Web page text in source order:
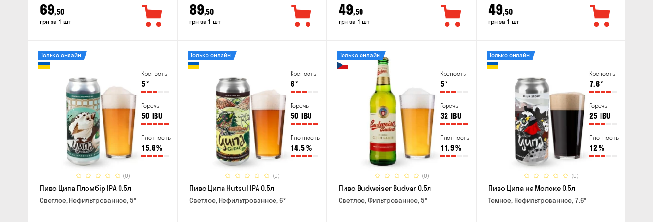
69,50
грн за 1 шт
89,50
грн за 1 шт
49,50
грн за 1 шт
49,50
грн за 1 шт
Крепость
5°
Горечь
50 IBU
Плотность
15.6%
(0)
Только онлайн
Пиво Ципа Пломбір IPA 0.5л
Светлое, Нефильтрованное, 5°
Крепость
6°
Горечь
50 IBU
Плотность
14.5%
(0)
Только онлайн
Пиво Ципа Hutsul IPA 0.5л
Светлое, Нефильтрованное, 6°
Крепость
5°
Горечь
32 IBU
Плотность
11.9%
(0)
Только онлайн
Пиво Budweiser Budvar 0.5л
Светлое, Фильтрованное, 5°
Крепость
7.6°
Горечь
25 IBU
Плотность
12%
(0)
Только онлайн
Пиво Ципа на Молоке 0.5л
Темное, Нефильтрованное, 7.6°